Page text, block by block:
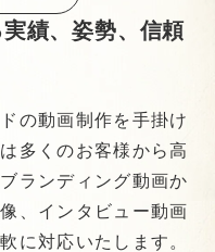
績、姿勢、信頼
の動画制作を手掛け
多くのお客様から高
ランディング動画か
、インタビュー動画
に対応いたします。